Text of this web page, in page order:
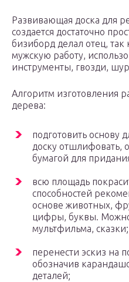
Развивающая доска для
создается достаточно
бизиборд делал отец, так
мужскую работу,
инструменты, гвозди,
Алгоритм изготовления
дерева:
подготовить основу
доску отшлифовать,
бумагой для
всю площадь
способностей
основе животных,
цифры, буквы.
мультфильма, сказки;
перенести эскиз на
обозначив
деталей;